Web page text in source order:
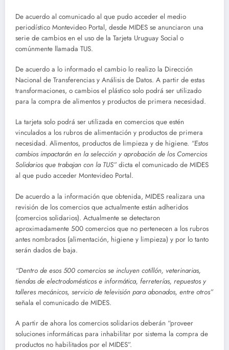
De acuerdo al comunicado al que pudo acceder el medio
periodístico Montevideo Portal, desde MIDES se anunciaron una
serie de cambios en el uso de la Tarjeta Uruguay Social o
comúnmente llamada TUS.
De acuerdo a lo informado el cambio lo realizo la Dirección
Nacional de Transferencias y Análisis de Datos. A partir de estas
transformaciones, o cambios el plástico solo podrá ser utilizado
para la compra de alimentos y productos de primera necesidad.
La tarjeta solo podrá ser utilizada en comercios que estén
vinculados a los rubros de alimentación y productos de primera
necesidad. Alimentos, productos de limpieza y de higiene. “Estos
cambios impactarán en la selección y aprobación de los Comercios
Solidarios que trabajan con la TUS”dicta el comunicado de MIDES
al que pudo acceder Montevideo Portal.
De acuerdo a la información que obtenida, MIDES realizara una
revisión de los comercios que actualmente están adheridos
(comercios solidarios). Actualmente se detectaron
aproximadamente 500 comercios que no pertenecen a los rubros
antes nombrados (alimentación, higiene y limpieza) y por lo tanto
serán dados de baja.
“Dentro de esos 500 comercios se incluyen cotillón, veterinarias,
tiendas de electrodomésticos e informática, ferreterías, repuestos y
talleres mecánicos, servicio de televisión para abonados, entre otros”
señala el comunicado de MIDES.
A partir de ahora los comercios solidarios deberán “proveer
soluciones informáticas para inhabilitar por sistema la compra de
productos no habilitados por el MIDES”.